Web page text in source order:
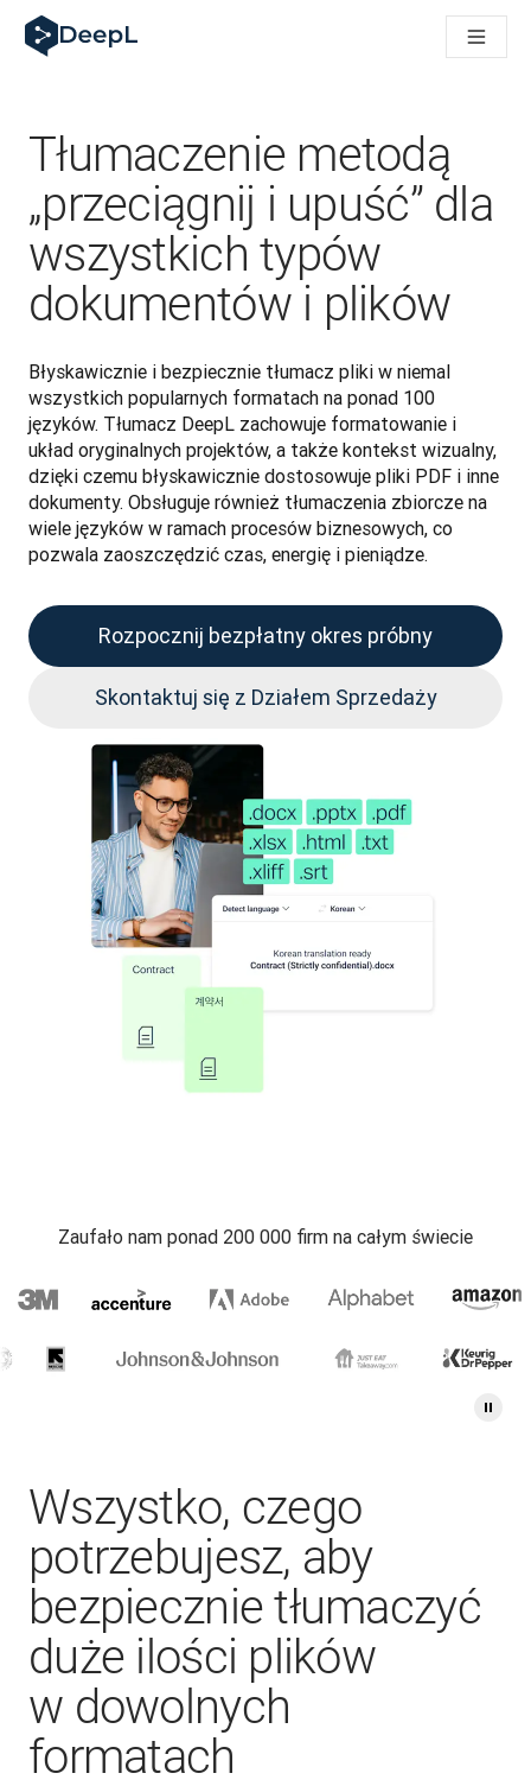
DeepL dla agentów AI
Translation Flow w DeepL: Nowe procesy oparte na AI dla
Jak zrozumieć zaufanie do technologii językowej AI w
Jak tworzymy system oceny jakości tłumaczeń dla DeepL
Od tłumaczeń po platformę głosową w czasie rzeczywistym
Building an instantly accessible voice demo with DeepL
Tłumaczenie metodą
„przeciągnij i upuść” dla
wszystkich typów
dokumentów i plików
Błyskawicznie i bezpiecznie tłumacz pliki w niemal
wszystkich popularnych formatach na ponad 100
języków. Tłumacz DeepL zachowuje formatowanie i
układ oryginalnych projektów, a także kontekst wizualny,
dzięki czemu błyskawicznie dostosowuje pliki PDF i inne
dokumenty. Obsługuje również tłumaczenia zbiorcze na
wiele języków w ramach procesów biznesowych, co
pozwala zaoszczędzić czas, energię i pieniądze.
Rozpocznij bezpłatny okres próbny
Skontaktuj się z Działem Sprzedaży
Zaufało nam ponad 200 000 firm na całym świecie
Wszystko, czego
potrzebujesz, aby
bezpiecznie tłumaczyć
duże ilości plików
w dowolnych
formatach